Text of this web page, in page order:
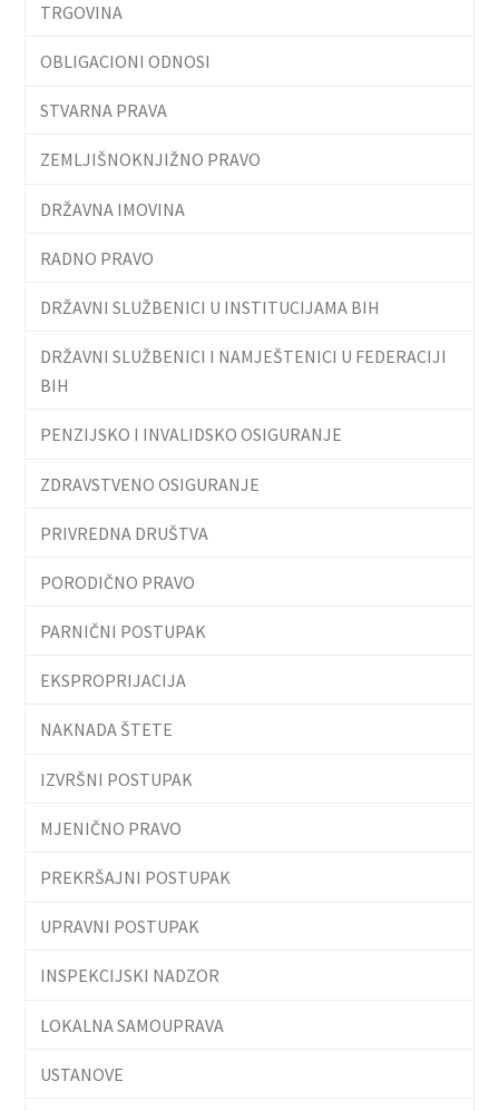
TRGOVINA
OBLIGACIONI ODNOSI
STVARNA PRAVA
ZEMLJIŠNOKNJIŽNO PRAVO
DRŽAVNA IMOVINA
RADNO PRAVO
DRŽAVNI SLUŽBENICI U INSTITUCIJAMA BIH
DRŽAVNI SLUŽBENICI I NAMJEŠTENICI U FEDERACIJI
BIH
PENZIJSKO I INVALIDSKO OSIGURANJE
ZDRAVSTVENO OSIGURANJE
PRIVREDNA DRUŠTVA
PORODIČNO PRAVO
PARNIČNI POSTUPAK
EKSPROPRIJACIJA
NAKNADA ŠTETE
IZVRŠNI POSTUPAK
MJENIČNO PRAVO
PREKRŠAJNI POSTUPAK
UPRAVNI POSTUPAK
INSPEKCIJSKI NADZOR
LOKALNA SAMOUPRAVA
USTANOVE